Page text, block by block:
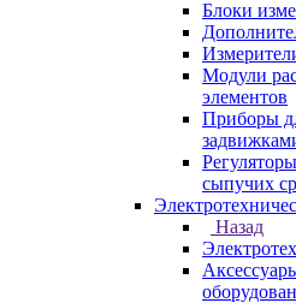
Блоки
Модули
элементов
Приборы
сыпучих
Назад